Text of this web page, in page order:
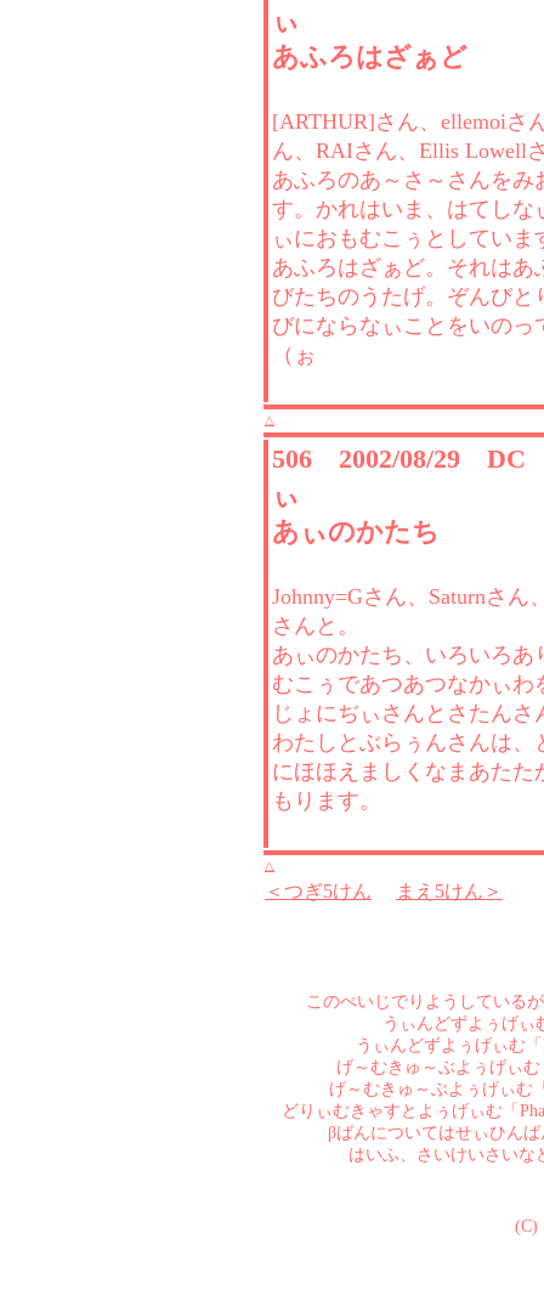
ぃ
あふろはざぁど
[ARTHUR]さん、ellemoiさ
ん、RAIさん、Ellis Lowell
あふろのあ～さ～さんをみ
す。かれはいま、はてしな
ぃにおもむこぅとしていま
あふろはざぁど。それはあ
びたちのうたげ。ぞんびと
びにならなぃことをいの
（ぉ
△
506 2002/08/29
ぃ
あぃのかたち
Johnny=Gさん、Saturnさん
さんと。
あぃのかたち、いろいろあ
むこぅであつあつなかぃわ
じょにぢぃさんとさたんさ
わたしとぶらぅんさんは、
にほほえましくなまあたた
もります。
△
＜つぎ5けん まえ5けん＞
このぺいじでりようしている
うぃんどずよぅげぃ
うぃんどずよぅげぃむ「
げ～むきゅ～ぶよぅげぃむ
げ～むきゅ～ぶよぅげぃむ
どりぃむきゃすとよぅげぃむ「
βばんについてはせぃひん
はいふ、さいけいさいな
(C)